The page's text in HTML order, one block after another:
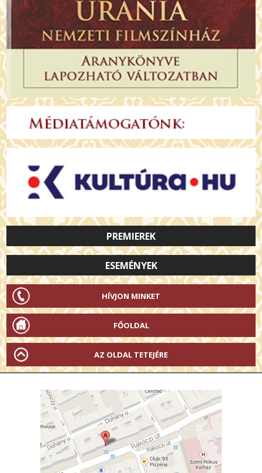
PREMIEREK
ESEMÉNYEK
HÍVJON MINKET
FŐOLDAL
AZ OLDAL TETEJÉRE